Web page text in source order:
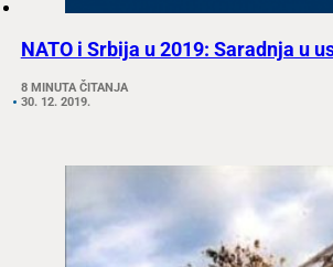
NATO i Srbija u 2019: Saradnja u
8 MINUTA ČITANJA
30. 12. 2019.